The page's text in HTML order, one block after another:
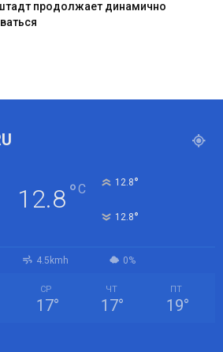
продолжает динамично
12.8°C 12.8°
12.8°
4.5kmh 0%
СР
17°
ЧТ
17°
ПТ
19°